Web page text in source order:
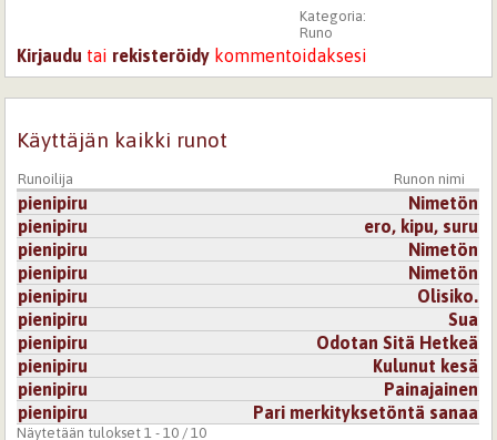
Kategoria:
Runo
Kirjaudu tai rekisteröidy kommentoidaksesi
Käyttäjän kaikki runot
Runoilija Runon nimi
pienipiru
Nimetön
pienipiru
ero, kipu, suru
pienipiru
Nimetön
pienipiru
Nimetön
pienipiru
Olisiko.
pienipiru
Sua
pienipiru
Odotan Sitä Hetkeä
pienipiru
Kulunut kesä
pienipiru
Painajainen
pienipiru
Pari merkityksetöntä sanaa
Näytetään tulokset 1 - 10 / 10